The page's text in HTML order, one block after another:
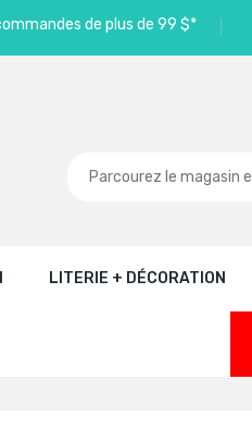
de plus de 99 $*
LITERIE + DÉCORATION